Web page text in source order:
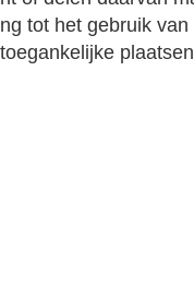
tot het gebruik